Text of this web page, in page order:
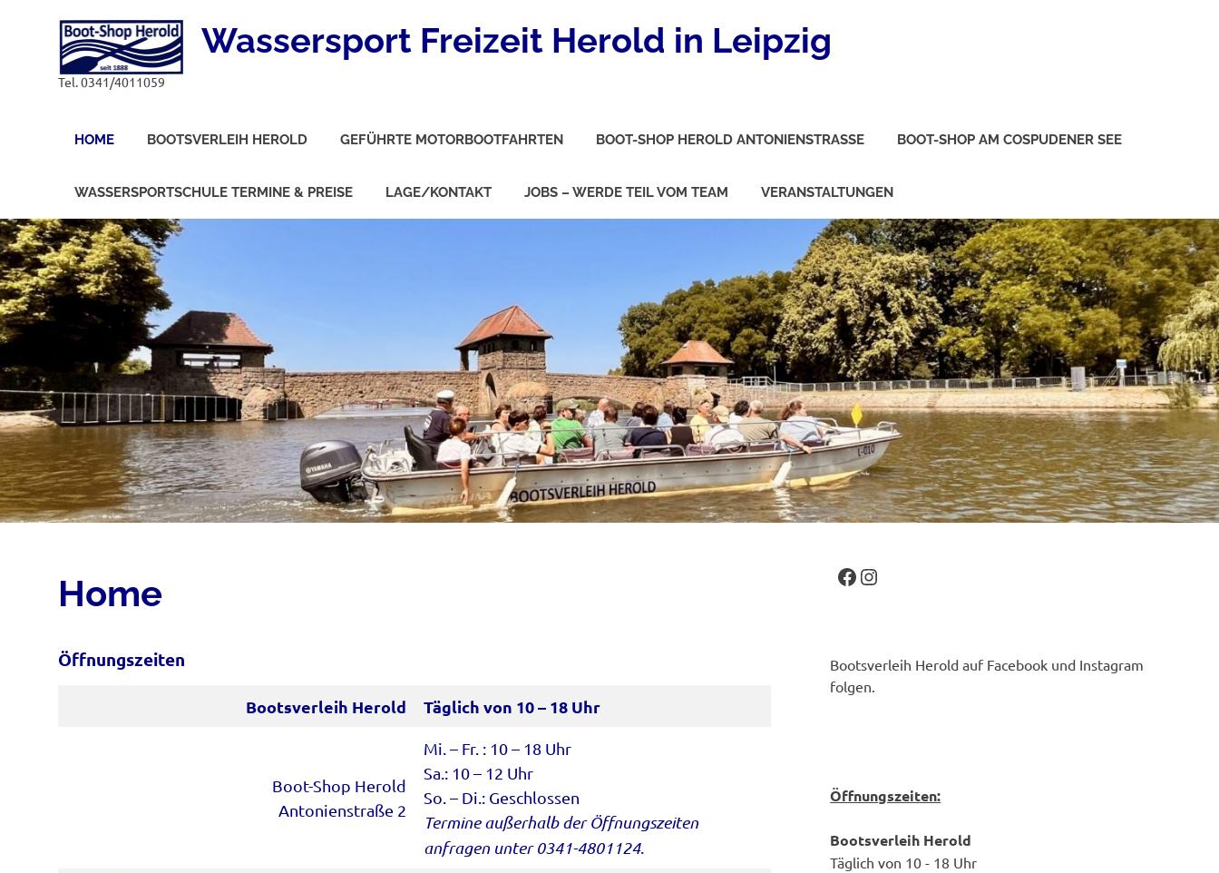
Wassersport Freizeit Herold in Leipzig
Tel. 0341/4011059
HOME BOOTSVERLEIH HEROLD GEFÜHRTE MOTORBOOTFAHRTEN BOOT-SHOP HEROLD ANTONIENSTRASSE BOOT-SHOP AM COSPUDENER SEE
WASSERSPORTSCHULE TERMINE & PREISE LAGE/KONTAKT JOBS – WERDE TEIL VOM TEAM VERANSTALTUNGEN
Home
Öffnungszeiten
Bootsverleih Herold Täglich von 10 – 18 Uhr
Boot-Shop Herold
Antonienstraße 2
Mi. – Fr. : 10 – 18 Uhr
Sa.: 10 – 12 Uhr
So. – Di.: Geschlossen
Termine außerhalb der Öffnungszeiten
anfragen unter 0341-4801124.
Facebook
Instagram
Bootsverleih Herold auf Facebook und Instagram
folgen.
Öffnungszeiten:
Bootsverleih Herold
Täglich von 10 - 18 Uhr